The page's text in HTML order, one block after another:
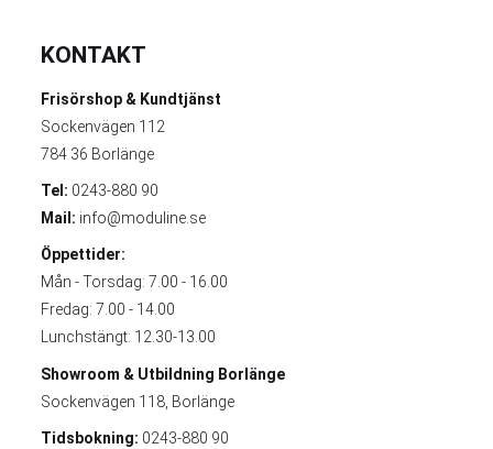
KONTAKT
Frisörshop & Kundtjänst
Sockenvägen 112
784 36 Borlänge
Tel: 0243-880 90
Mail: info@moduline.se
Öppettider:
Mån - Torsdag: 7.00 - 16.00
Fredag: 7.00 - 14.00
Lunchstängt: 12.30-13.00
Showroom & Utbildning Borlänge
Sockenvägen 118, Borlänge
Tidsbokning: 0243-880 90